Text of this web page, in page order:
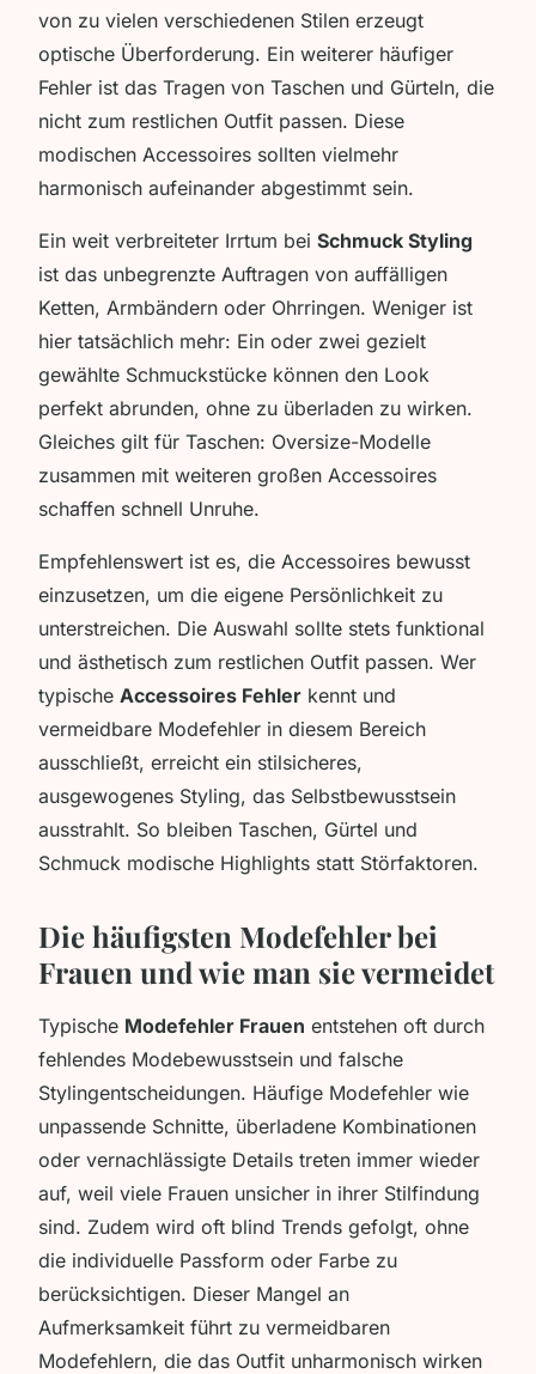
von zu vielen verschiedenen Stilen erzeugt
optische Überforderung. Ein weiterer häufiger
Fehler ist das Tragen von Taschen und Gürteln, die
nicht zum restlichen Outfit passen. Diese
modischen Accessoires sollten vielmehr
harmonisch aufeinander abgestimmt sein.
Ein weit verbreiteter Irrtum bei Schmuck Styling
ist das unbegrenzte Auftragen von auffälligen
Ketten, Armbändern oder Ohrringen. Weniger ist
hier tatsächlich mehr: Ein oder zwei gezielt
gewählte Schmuckstücke können den Look
perfekt abrunden, ohne zu überladen zu wirken.
Gleiches gilt für Taschen: Oversize-Modelle
zusammen mit weiteren großen Accessoires
schaffen schnell Unruhe.
Empfehlenswert ist es, die Accessoires bewusst
einzusetzen, um die eigene Persönlichkeit zu
unterstreichen. Die Auswahl sollte stets funktional
und ästhetisch zum restlichen Outfit passen. Wer
typische Accessoires Fehler kennt und
vermeidbare Modefehler in diesem Bereich
ausschließt, erreicht ein stilsicheres,
ausgewogenes Styling, das Selbstbewusstsein
ausstrahlt. So bleiben Taschen, Gürtel und
Schmuck modische Highlights statt Störfaktoren.
Die häufigsten Modefehler bei
Frauen und wie man sie vermeidet
Typische Modefehler Frauen entstehen oft durch
fehlendes Modebewusstsein und falsche
Stylingentscheidungen. Häufige Modefehler wie
unpassende Schnitte, überladene Kombinationen
oder vernachlässigte Details treten immer wieder
auf, weil viele Frauen unsicher in ihrer Stilfindung
sind. Zudem wird oft blind Trends gefolgt, ohne
die individuelle Passform oder Farbe zu
berücksichtigen. Dieser Mangel an
Aufmerksamkeit führt zu vermeidbaren
Modefehlern, die das Outfit unharmonisch wirken